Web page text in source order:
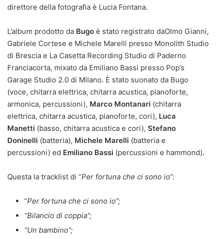
direttore della fotografia è Lucia Fontana.
L’album prodotto da Bugo è stato registrato daOlmo Gianni,
Gabriele Cortese e Michele Marelli presso Monolith Studio
di Brescia e La Casetta Recording Studio di Paderno
Franciacorta, mixato da Emiliano Bassi presso Pop’s
Garage Studio 2.0 di Milano. È stato suonato da Bugo
(voce, chitarra elettrica, chitarra acustica, pianoforte,
armonica, percussioni), Marco Montanari (chitarra
elettrica, chitarra acustica, pianoforte, cori), Luca
Manetti (basso, chitarra acustica e cori), Stefano
Doninelli (batteria), Michele Marelli (batteria e
percussioni) ed Emiliano Bassi (percussioni e hammond).
Questa la tracklist di “Per fortuna che ci sono io”:
“Per fortuna che ci sono io”;
“Bilancio di coppia”;
“Un bambino”;